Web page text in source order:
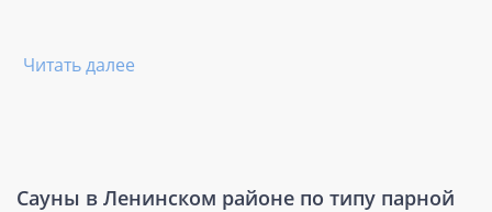
Читать далее
Сауны в Ленинском районе по типу парной